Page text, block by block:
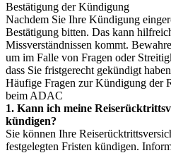
Bestätigung der Kündigung
Nachdem Sie Ihre Kündigung
Bestätigung bitten. Das kann
Missverständnissen kommt.
um im Falle von Fragen oder
dass Sie fristgerecht gekündigt
Häufige Fragen zur Kündigung der
beim ADAC
1. Kann ich meine
kündigen?
Sie können Ihre
festgelegten Fristen kündigen.